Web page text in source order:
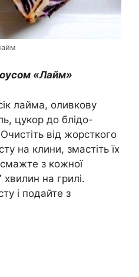
«Лайм»
лайма, оливкову
цукор до блідо-
від жорсткого
на клини, змастіть їх
з кожної
на грилі.
і подайте з